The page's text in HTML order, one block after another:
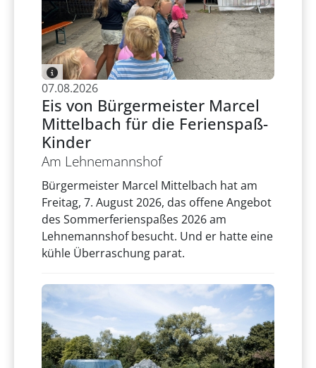
07.08.2026
Eis von Bürgermeister Marcel
Mittelbach für die Ferienspaß-
Kinder
Am Lehnemannshof
Bürgermeister Marcel Mittelbach hat am
Freitag, 7. August 2026, das offene Angebot
des Sommerferienspaßes 2026 am
Lehnemannshof besucht. Und er hatte eine
kühle Überraschung parat.